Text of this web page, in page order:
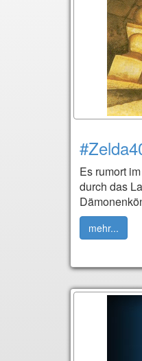
Es rumort
durch das
mehr...